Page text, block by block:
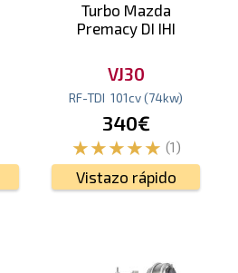
Turbo Mazda
Premacy DI IHI
VJ30
RF-TDI 101cv(74kw)
340€
(1)
Vistazo rápido